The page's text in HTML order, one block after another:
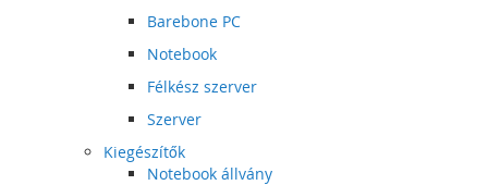
Barebone PC
Notebook
Félkész szerver
Szerver
Kiegészítők
Notebook állvány